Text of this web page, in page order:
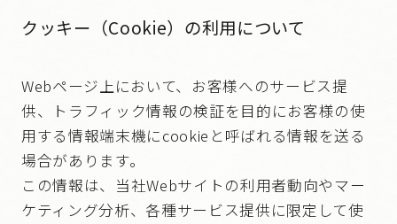
クッキー（Cookie）の利用について
Webページ上において、お客様へのサービス提
供、トラフィック情報の検証を目的にお客様の使
用する情報端末機にcookieと呼ばれる情報を送る
場合があります。
この情報は、当社Webサイトの利用者動向やマー
ケティング分析、各種サービス提供に限定して使